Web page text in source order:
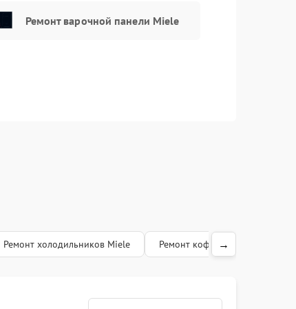
Ремонт варочной панели Miele
Ремонт холодильников Miele Ремонт кофемашин Miele
→